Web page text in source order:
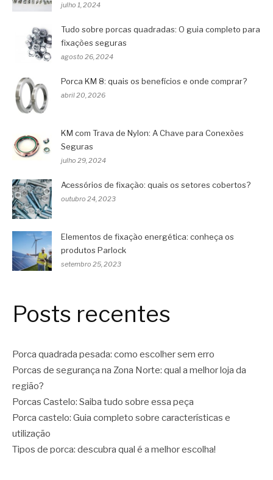
julho 1, 2024
Tudo sobre porcas quadradas: O guia completo para
fixações seguras
agosto 26, 2024
Porca KM 8: quais os benefícios e onde comprar?
abril 20, 2026
KM com Trava de Nylon: A Chave para Conexões
Seguras
julho 29, 2024
Acessórios de fixação: quais os setores cobertos?
outubro 24, 2023
Elementos de fixação energética: conheça os
produtos Parlock
setembro 25, 2023
Posts recentes
Porca quadrada pesada: como escolher sem erro
Porcas de segurança na Zona Norte: qual a melhor loja da
região?
Porcas Castelo: Saiba tudo sobre essa peça
Porca castelo: Guia completo sobre características e
utilização
Tipos de porca: descubra qual é a melhor escolha!